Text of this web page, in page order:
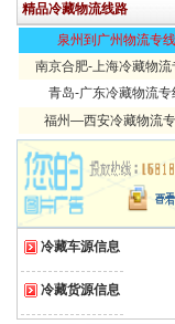
精品冷藏物流线路
泉州到广州物流专线
南京合肥-上海冷藏物流
青岛-广东冷藏物流专
福州—西安冷藏物流
冷藏车源信息
冷藏货源信息